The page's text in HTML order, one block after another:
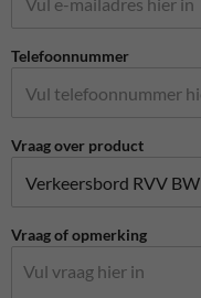
Telefoonnummer
Vraag over product
Vraag of opmerking